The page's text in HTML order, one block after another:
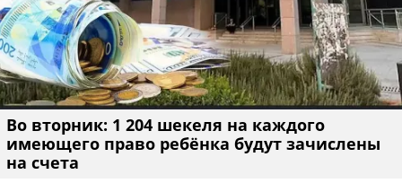
Во вторник: 1 204 шекеля на каждого
имеющего право ребёнка будут зачислены
на счета